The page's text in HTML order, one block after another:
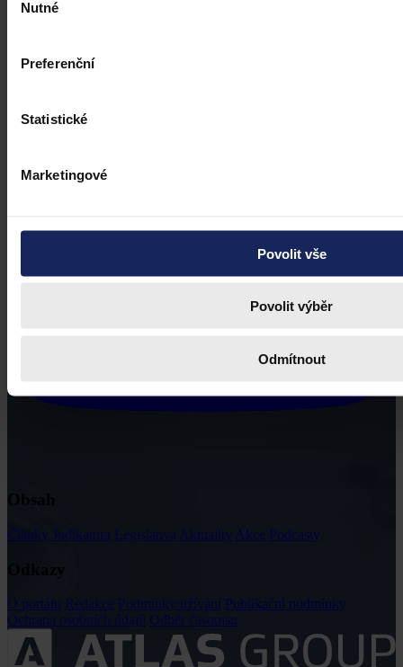
souhlasu
Nutné
Preferenční
Statistické
Marketingové
Povolit vše
Povolit výběr
Odmítnout
Články Judikatura Legislativa Aktuality Akce Podcasty
O portálu Redakce Podmínky užívání Publikační podmínky
Ochrana osobních údajů Odběr časopisu